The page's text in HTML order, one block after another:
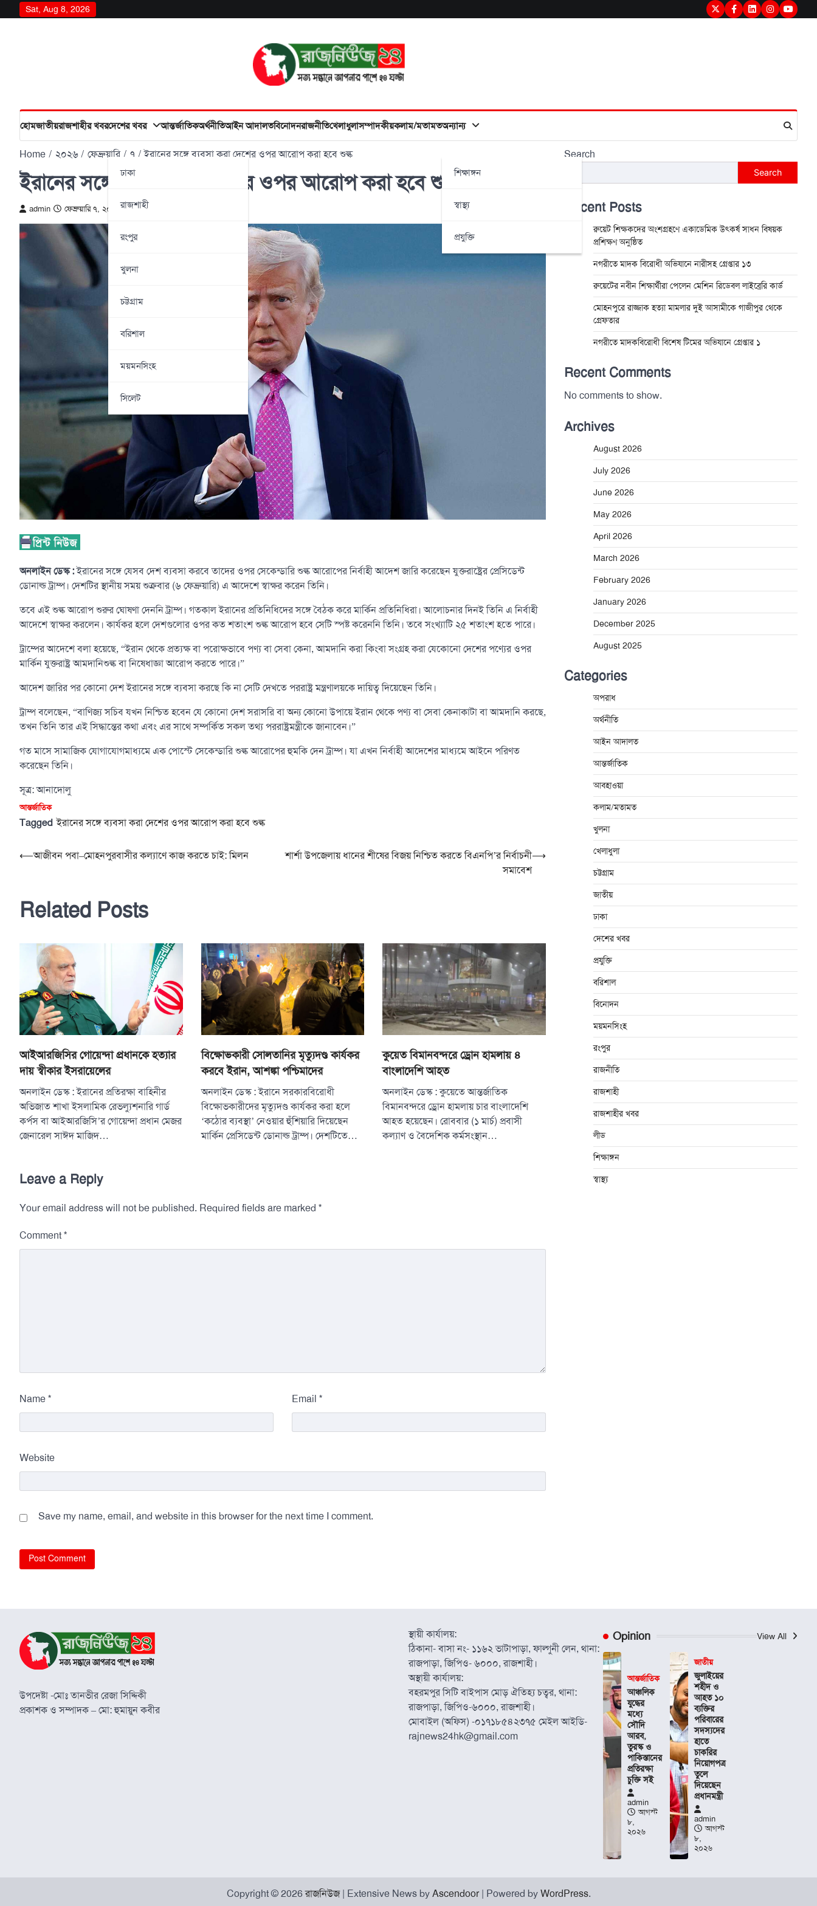
to
Sat, Aug 8, 2026 TwitterFacebook
LinkedInInstagram
হোমজাতীয়রাজশাহীর খবরদেশের খবর
ঢাকা
রাজশাহী
রংপুর
খুলনা
চট্টগ্রাম
বরিশাল
ময়মনসিংহ
সিলেট
আন্তর্জাতিকঅর্থনীতিআইন আদালতবিনোদনরাজনীতিখেলাধুলাসম্পাদকীয়কলাম/মতামতঅন্যান্য
শিক্ষাঙ্গন
স্বাস্থ্য
প্রযুক্তি
Home ২০২৬ ফেব্রুয়ারি ৭ ইরানের সঙ্গে ব্যবসা করা দেশের ওপর আরোপ করা হবে শুল্ক
ইরানের সঙ্গে ব্যবসা করা দেশের ওপর আরোপ করা হবে শুল্ক
admin ফেব্রুয়ারি ৭, ২০২৬
অনলাইন ডেস্ক :ইরানের সঙ্গে যেসব দেশ ব্যবসা করবে তাদের ওপর সেকেন্ডারি শুল্ক আরোপের নির্বাহী আদেশ জারি করেছেন যুক্তরাষ্ট্রের প্রেসিডেন্ট
ডোনাল্ড ট্রাম্প। দেশটির স্থানীয় সময় শুক্রবার (৬ ফেব্রুয়ারি) এ আদেশে স্বাক্ষর করেন তিনি।
তবে এই শুল্ক আরোপ শুরুর ঘোষণা দেননি ট্রাম্প। গতকাল ইরানের প্রতিনিধিদের সঙ্গে বৈঠক করে মার্কিন প্রতিনিধিরা। আলোচনার দিনই তিনি এ নির্বাহী
আদেশে স্বাক্ষর করলেন। কার্যকর হলে দেশগুলোর ওপর কত শতাংশ শুল্ক আরোপ হবে সেটি স্পষ্ট করেননি তিনি। তবে সংখ্যাটি ২৫ শতাংশ হতে পারে।
ট্রাম্পের আদেশে বলা হয়েছে, “ইরান থেকে প্রত্যক্ষ বা পরোক্ষভাবে পণ্য বা সেবা কেনা, আমদানি করা কিংবা সংগ্রহ করা যেকোনো দেশের পণ্যের ওপর
মার্কিন যুক্তরাষ্ট্র আমদানিশুল্ক বা নিষেধাজ্ঞা আরোপ করতে পারে।”
আদেশ জারির পর কোনো দেশ ইরানের সঙ্গে ব্যবসা করছে কি না সেটি দেখতে পররাষ্ট্র মন্ত্রণালয়কে দায়িত্ব দিয়েছেন তিনি।
ট্রাম্প বলেছেন, “বাণিজ্য সচিব যখন নিশ্চিত হবেন যে কোনো দেশ সরাসরি বা অন্য কোনো উপায়ে ইরান থেকে পণ্য বা সেবা কেনাকাটা বা আমদানি করছে,
তখন তিনি তার এই সিদ্ধান্তের কথা এবং এর সাথে সম্পর্কিত সকল তথ্য পররাষ্ট্রমন্ত্রীকে জানাবেন।”
গত মাসে সামাজিক যোগাযোগমাধ্যমে এক পোস্টে সেকেন্ডারি শুল্ক আরোপের হুমকি দেন ট্রাম্প। যা এখন নির্বাহী আদেশের মাধ্যমে আইনে পরিণত
করেছেন তিনি।
সূত্র: আনাদোলু
আন্তর্জাতিক
Taggedইরানের সঙ্গে ব্যবসা করা দেশের ওপর আরোপ করা হবে শুল্ক
Post
⟵আজীবন পবা–মোহনপুরবাসীর কল্যাণে কাজ করতে চাই: মিলন
শার্শা উপজেলায় ধানের শীষের বিজয় নিশ্চিত করতে বিএনপি’র নির্বাচনী
সমাবেশ
⟶
Related Posts
আইআরজিসির গোয়েন্দা প্রধানকে হত্যার
দায় স্বীকার ইসরায়েলের
অনলাইন ডেস্ক : ইরানের প্রতিরক্ষা বাহিনীর
অভিজাত শাখা ইসলামিক রেভল্যুশনারি গার্ড
কর্পস বা আইআরজিসি’র গোয়েন্দা প্রধান মেজর
জেনারেল সাঈদ মাজিদ…
বিক্ষোভকারী সোলতানির মৃত্যুদণ্ড কার্যকর
করবে ইরান, আশঙ্কা পশ্চিমাদের
অনলাইন ডেস্ক : ইরানে সরকারবিরোধী
বিক্ষোভকারীদের মৃত্যুদণ্ড কার্যকর করা হলে
‘কঠোর ব্যবস্থা’ নেওয়ার হুঁশিয়ারি দিয়েছেন
মার্কিন প্রেসিডেন্ট ডোনাল্ড ট্রাম্প। দেশটিতে…
কুয়েত বিমানবন্দরে ড্রোন হামলায় ৪
বাংলাদেশি আহত
অনলাইন ডেস্ক : কুয়েতে আন্তর্জাতিক
বিমানবন্দরে ড্রোন হামলায় চার বাংলাদেশি
আহত হয়েছেন। রোববার (১ মার্চ) প্রবাসী
কল্যাণ ও বৈদেশিক কর্মসংস্থান…
Leave a Reply
Your email address will not be published. Required fields are marked *
Comment *
Name * Email *
Website
Save my name, email, and website in this browser for the next time I comment.
Search
Search
Recent Posts
রুয়েট শিক্ষকদের অংশগ্রহণে একাডেমিক উৎকর্ষ সাধন বিষয়ক
প্রশিক্ষণ অনুষ্ঠিত
নগরীতে মাদক বিরোধী অভিযানে নারীসহ গ্রেপ্তার ১৩
রুয়েটের নবীন শিক্ষার্থীরা পেলেন মেশিন রিডেবল লাইব্রেরি কার্ড
মোহনপুরে রাজ্জাক হত্যা মামলার দুই আসামীকে গাজীপুর থেকে
গ্রেফতার
নগরীতে মাদকবিরোধী বিশেষ টিমের অভিযানে গ্রেপ্তার ১
Recent Comments
No comments to show.
Archives
August 2026
July 2026
June 2026
May 2026
April 2026
March 2026
February 2026
January 2026
December 2025
August 2025
Categories
অপরাধ
অর্থনীতি
আইন আদালত
আন্তর্জাতিক
আবহাওয়া
কলাম/মতামত
খুলনা
খেলাধুলা
চট্টগ্রাম
জাতীয়
ঢাকা
দেশের খবর
প্রযুক্তি
বরিশাল
বিনোদন
ময়মনসিংহ
রংপুর
রাজনীতি
রাজশাহী
রাজশাহীর খবর
লীড
শিক্ষাঙ্গন
স্বাস্থ্য
উপদেষ্টা -মোঃ তানভীর রেজা সিদ্দিকী
প্রকাশক ও সম্পাদক – মো: হুমায়ুন কবীর
স্থায়ী কার্যালয়:
ঠিকানা- বাসা নং- ১১৬২ ভাটাপাড়া, ফাল্গুনী লেন, থানা:
রাজপাড়া, জিপিও- ৬০০০, রাজশাহী।
অস্থায়ী কার্যালয়:
বহরমপুর সিটি বাইপাস মোড় ঐতিহ্য চত্বর, থানা:
রাজপাড়া, জিপিও-৬০০০, রাজশাহী।
মোবাইল (অফিস) -০১৭১৮৫৪২৩৭৫ মেইল আইডি-
rajnews24hk@gmail.com
Opinion View All
আন্তর্জাতিক
আঞ্চলিক
যুদ্ধের
মধ্যে
সৌদি
আরব,
তুরস্ক ও
পাকিস্তানের
প্রতিরক্ষা
চুক্তি সই
admin
আগস্ট
৮,
২০২৬
জাতীয়
জুলাইয়ের
শহীদ ও
আহত ১০
ব্যক্তির
পরিবারের
সদস্যদের
হাতে
চাকরির
নিয়োগপত্র
তুলে
দিয়েছেন
প্রধানমন্ত্রী
admin
আগস্ট
৮,
২০২৬
Copyright © 2026রাজনিউজ| Extensive News by Ascendoor| Powered by WordPress.